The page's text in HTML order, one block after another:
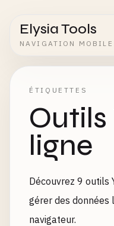
Elysia Tools
NAVIGATION MOBILE
ÉTIQUETTES
Outils
ligne
Découvrez 9 outils
gérer des données
navigateur.